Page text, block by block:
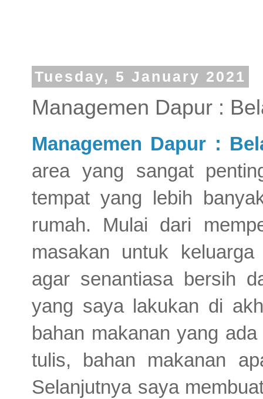
Tuesday, 5 January 2021
Managemen Dapur :
Managemen Dapur :
area yang sangat
tempat yang lebih
rumah. Mulai dari
masakan untuk
agar senantiasa bersih
yang saya lakukan di
bahan makanan yang
tulis, bahan makanan
Selanjutnya saya